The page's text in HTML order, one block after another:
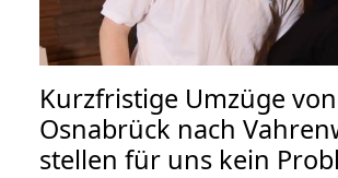
Kurzfristige Umzüge von
Osnabrück nach
stellen für uns kein